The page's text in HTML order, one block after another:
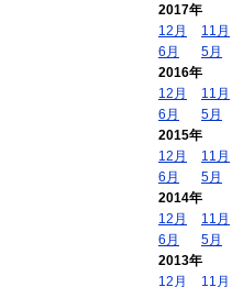
2017年
12月
11月
6月
5月
2016年
12月
11月
6月
5月
2015年
12月
11月
6月
5月
2014年
12月
11月
6月
5月
2013年
12月
11月